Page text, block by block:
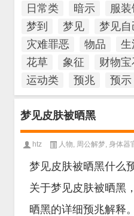
日常类
暗示 服
梦到
梦见 梦见自
灾难罪恶
物品 生
花草
象征 财物宝
运动类
预兆 预示
梦见皮肤被晒黑
htz 人物, 周公解梦, 身体器
梦见皮肤被晒黑什么
关于梦见皮肤被晒黑
晒黑的详细预兆解释。